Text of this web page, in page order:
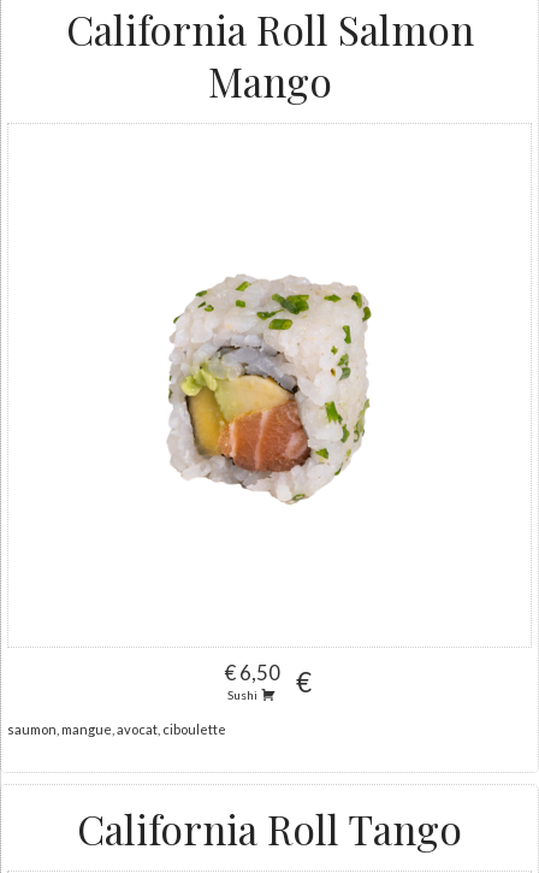
California Roll Salmon
Mango
€ 6,50
Sushi €
saumon, mangue, avocat, ciboulette
California Roll Tango